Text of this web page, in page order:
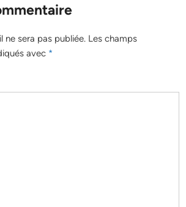
ne sera pas publiée. Les champs
avec *